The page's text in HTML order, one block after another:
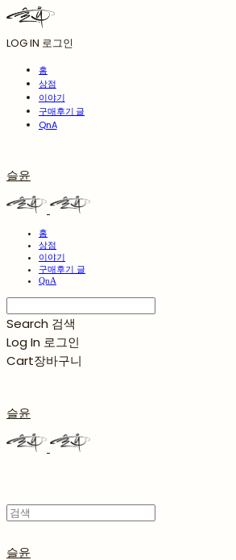
LOG IN 로그인
홈
상점
이야기
구매후기 글
QnA
슬윤
홈
상점
이야기
구매후기 글
QnA
Search 검색
Log In 로그인
Cart장바구니
슬윤
슬윤